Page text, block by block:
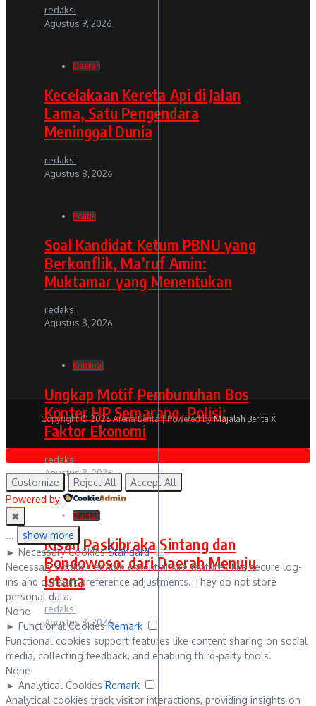
redaksi
Agustus 9, 2026
Daerah
Kecelakaan Kereta Api di Jalan
Lama, Satu Pengendara
Meninggal Dunia
redaksi
Agustus 8, 2026
Politik
Soal Kandidat Ketum PBNU yang
Berkonflik, Ma’ruf Amin:
Muktamar yang Menentukan
redaksi
Agustus 8, 2026
Kriminal
Ungkap Motif Pembunuhan Bos
Konter HP Semarang, Polisi:
Faktor Ekonomi
redaksi
Agustus 8, 2026
Daerah
Kisah Paskibraka Sintang dan
Bondowoso: dari Daerah Menuju
Istana
redaksi
Agustus 8, 2026
Copyright © 2026 Arena Berita | Powered byMajalah Berita X
Customize Reject All
Accept All
Powered by
✖
...
show more
► Necessary Cookies Standard
Necessary cookies enable essential site features like secure log-
ins and consent preference adjustments. They do not store
personal data.
None
► Functional Cookies Remark
Functional cookies support features like content sharing on social
media, collecting feedback, and enabling third-party tools.
None
► Analytical Cookies Remark
Analytical cookies track visitor interactions, providing insights on